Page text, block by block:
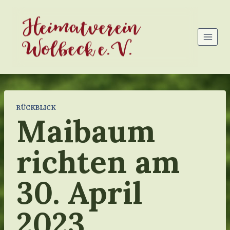
Inhalt
springenHeimatverein
Wolbeck e.V.
RÜCKBLICK
Maibaum
richten am
30. April